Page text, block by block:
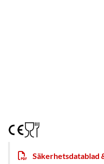
Säkerhetsdatablad